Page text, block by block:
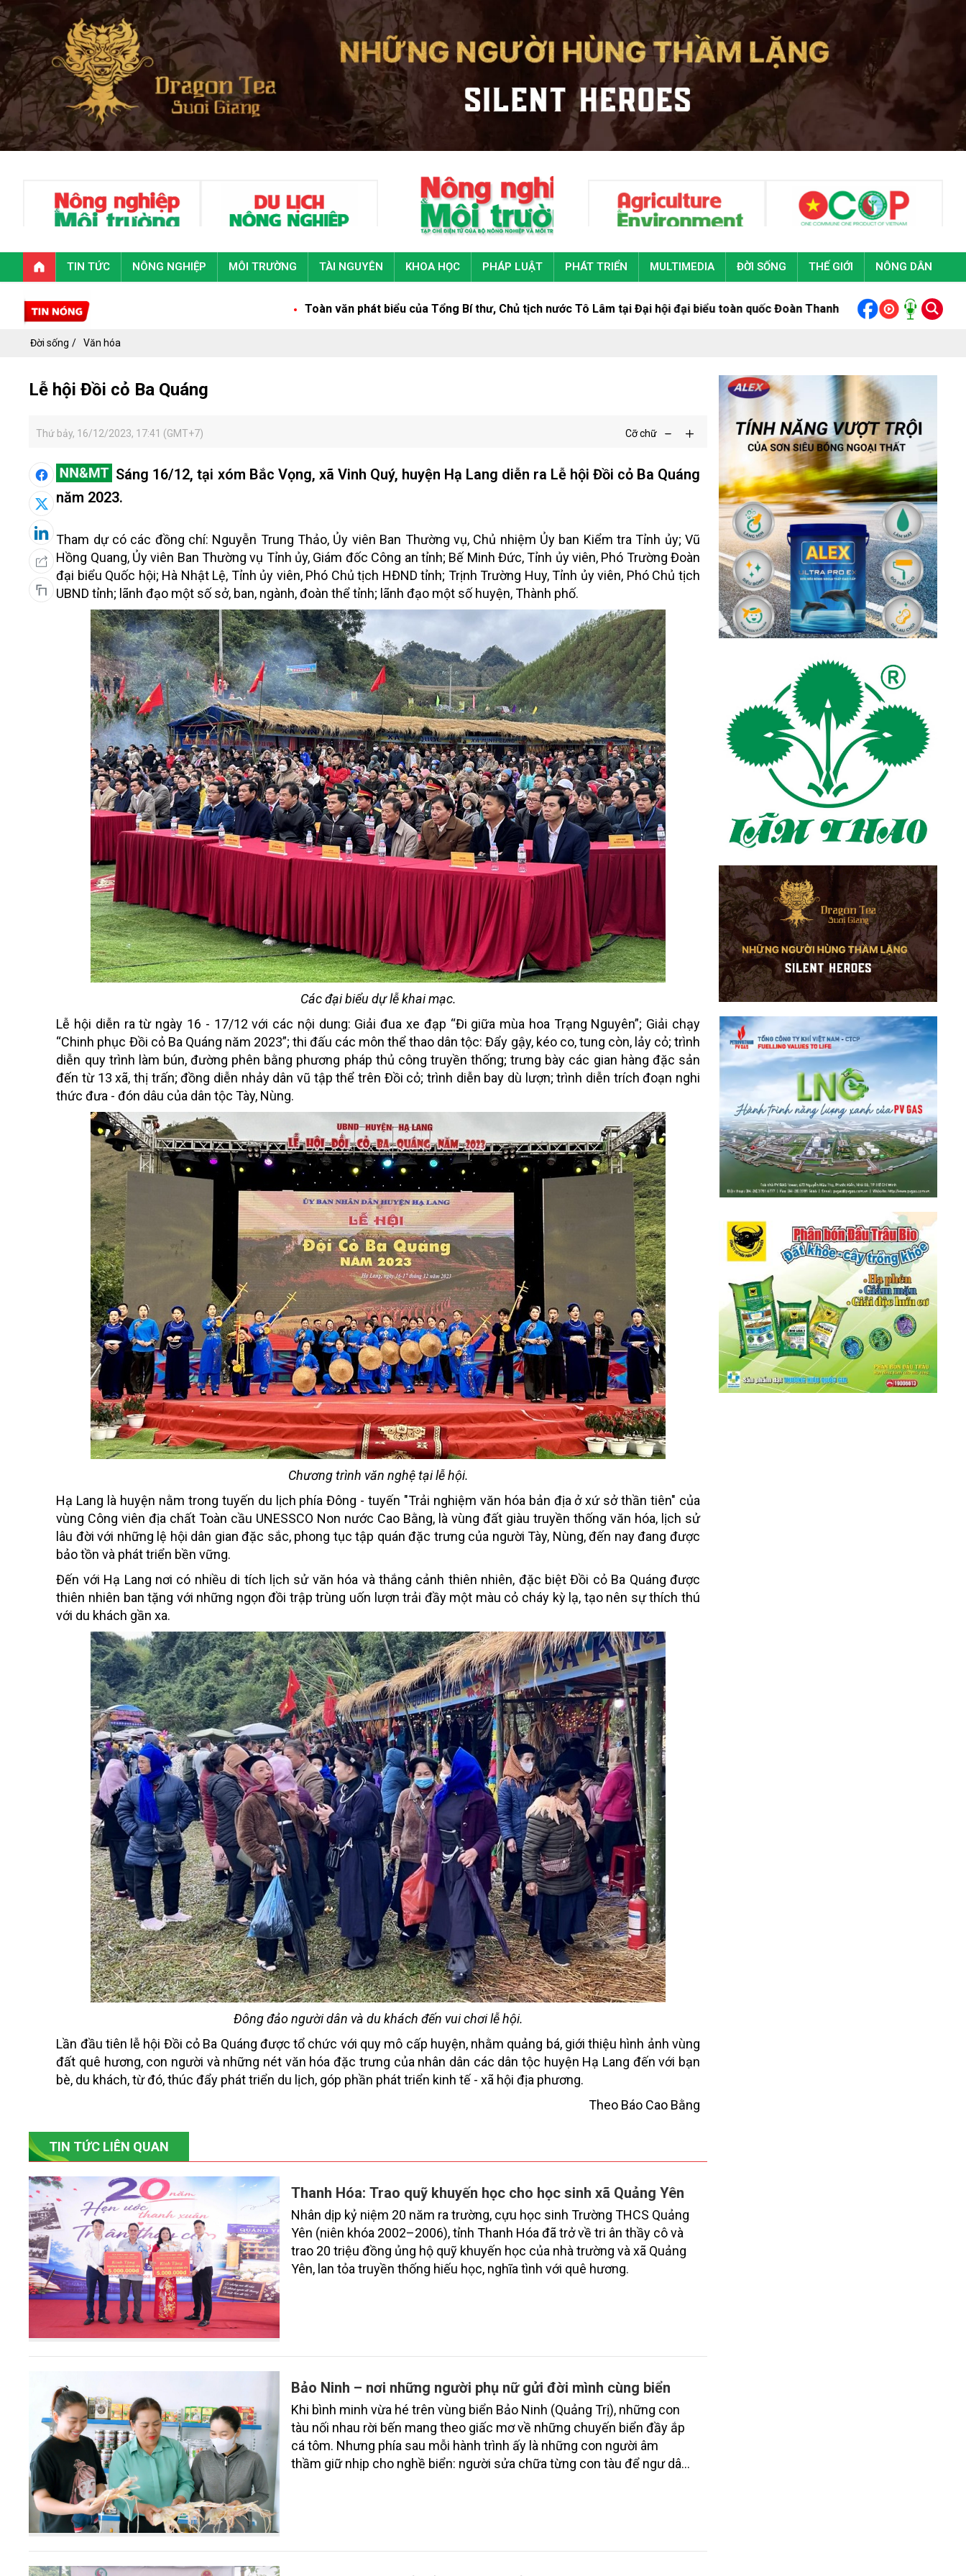
TIN TỨC NÔNG NGHIỆP MÔI TRƯỜNG TÀI NGUYÊN KHOA HỌC PHÁP LUẬT PHÁT TRIỂN MULTIMEDIA ĐỜI SỐNG THẾ GIỚI NÔNG DÂN
Toàn văn phát biểu của Tổng Bí thư, Chủ tịch nước Tô Lâm tại Đại hội đại biểu toàn quốc Đoàn Thanh niên cộng sản Hồ Chí Minh lần thứ XIII
Đời sống Văn hóa
Lễ hội Đồi cỏ Ba Quáng
Thứ bảy, 16/12/2023, 17:41 (GMT+7) Cỡ chữ
Sáng 16/12, tại xóm Bắc Vọng, xã Vinh Quý, huyện Hạ Lang diễn ra Lễ hội Đồi cỏ Ba Quáng
năm 2023.
Tham dự có các đồng chí: Nguyễn Trung Thảo, Ủy viên Ban Thường vụ, Chủ nhiệm Ủy ban Kiểm tra Tỉnh ủy; Vũ
Hồng Quang, Ủy viên Ban Thường vụ Tỉnh ủy, Giám đốc Công an tỉnh; Bế Minh Đức, Tỉnh ủy viên, Phó Trường Đoàn
đại biểu Quốc hội; Hà Nhật Lệ, Tỉnh ủy viên, Phó Chủ tịch HĐND tỉnh; Trịnh Trường Huy, Tỉnh ủy viên, Phó Chủ tịch
UBND tỉnh; lãnh đạo một số sở, ban, ngành, đoàn thể tỉnh; lãnh đạo một số huyện, Thành phố.
Các đại biểu dự lễ khai mạc.
Lễ hội diễn ra từ ngày 16 - 17/12 với các nội dung: Giải đua xe đạp “Đi giữa mùa hoa Trạng Nguyên”; Giải chạy
“Chinh phục Đồi cỏ Ba Quáng năm 2023”; thi đấu các môn thể thao dân tộc: Đẩy gậy, kéo co, tung còn, lảy cỏ; trình
diễn quy trình làm bún, đường phên bằng phương pháp thủ công truyền thống; trưng bày các gian hàng đặc sản
đến từ 13 xã, thị trấn; đồng diễn nhảy dân vũ tập thể trên Đồi cỏ; trình diễn bay dù lượn; trình diễn trích đoạn nghi
thức đưa - đón dâu của dân tộc Tày, Nùng.
Chương trình văn nghệ tại lễ hội.
Hạ Lang là huyện nằm trong tuyến du lịch phía Đông - tuyến "Trải nghiệm văn hóa bản địa ở xứ sở thần tiên" của
vùng Công viên địa chất Toàn cầu UNESSCO Non nước Cao Bằng, là vùng đất giàu truyền thống văn hóa, lịch sử
lâu đời với những lệ hội dân gian đặc sắc, phong tục tập quán đặc trưng của người Tày, Nùng, đến nay đang được
bảo tồn và phát triển bền vững.
Đến với Hạ Lang nơi có nhiều di tích lịch sử văn hóa và thắng cảnh thiên nhiên, đặc biệt Đồi cỏ Ba Quáng được
thiên nhiên ban tặng với những ngọn đồi trập trùng uốn lượn trải đầy một màu cỏ cháy kỳ lạ, tạo nên sự thích thú
với du khách gần xa.
Đông đảo người dân và du khách đến vui chơi lễ hội.
Lần đầu tiên lễ hội Đồi cỏ Ba Quáng được tổ chức với quy mô cấp huyện, nhằm quảng bá, giới thiệu hình ảnh vùng
đất quê hương, con người và những nét văn hóa đặc trưng của nhân dân các dân tộc huyện Hạ Lang đến với bạn
bè, du khách, từ đó, thúc đẩy phát triển du lịch, góp phần phát triển kinh tế - xã hội địa phương.
Theo Báo Cao Bằng
TIN TỨC LIÊN QUAN
Thanh Hóa: Trao quỹ khuyến học cho học sinh xã Quảng Yên
Nhân dịp kỷ niệm 20 năm ra trường, cựu học sinh Trường THCS Quảng
Yên (niên khóa 2002–2006), tỉnh Thanh Hóa đã trở về tri ân thầy cô và
trao 20 triệu đồng ủng hộ quỹ khuyến học của nhà trường và xã Quảng
Yên, lan tỏa truyền thống hiếu học, nghĩa tình với quê hương.
Bảo Ninh – nơi những người phụ nữ gửi đời mình cùng biển
Khi bình minh vừa hé trên vùng biển Bảo Ninh (Quảng Trị), những con
tàu nối nhau rời bến mang theo giấc mơ về những chuyến biển đầy ắp
cá tôm. Nhưng phía sau mỗi hành trình ấy là những con người âm
thầm giữ nhịp cho nghề biển: người sửa chữa từng con tàu để ngư dân